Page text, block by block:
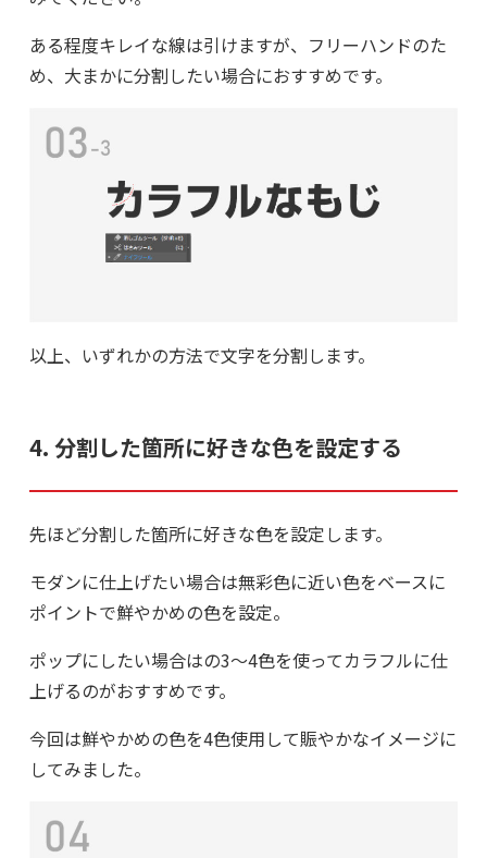
ある程度キレイな線は引けますが、フリーハンドのた
め、大まかに分割したい場合におすすめです。
以上、いずれかの方法で文字を分割します。
4. 分割した箇所に好きな色を設定する
先ほど分割した箇所に好きな色を設定します。
モダンに仕上げたい場合は無彩色に近い色をベースに
ポイントで鮮やかめの色を設定。
ポップにしたい場合はの3～4色を使ってカラフルに仕
上げるのがおすすめです。
今回は鮮やかめの色を4色使用して賑やかなイメージに
してみました。